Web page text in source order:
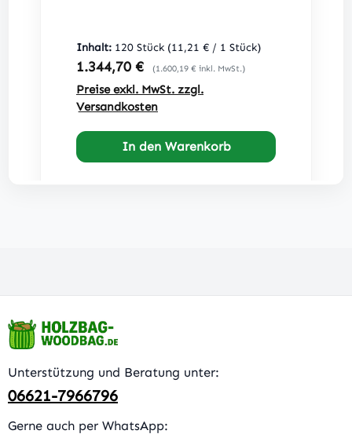
Inhalt: 120 Stück (11,21 € / 1 Stück)
Regulärer Preis:
1.344,70 € (1.600,19 € inkl. MwSt.)
Preise exkl. MwSt. zzgl.
Versandkosten
In den Warenkorb
Unterstützung und Beratung unter:
06621-7966796
Gerne auch per WhatsApp: